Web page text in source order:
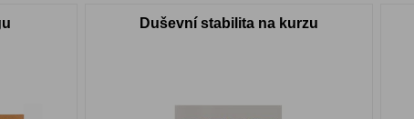
Duševní stabilita na kurzu